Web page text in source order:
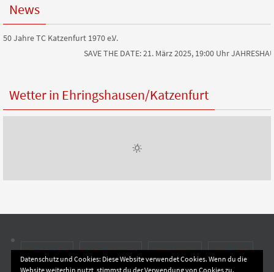
News
50 Jahre TC Katzenfurt 1970 e.V.
SAVE THE DATE: 21. März 2025, 19:00 Uhr
Wetter in Ehringshausen/Katzenfurt
STARTSEITE DATENSCHUTZ IMPRESSUM
KONTAKT
Datenschutz und Cookies: Diese Website verwendet Cookies. Wenn du die
Website weiterhin nutzt, stimmst du der Verwendung von Cookies zu.